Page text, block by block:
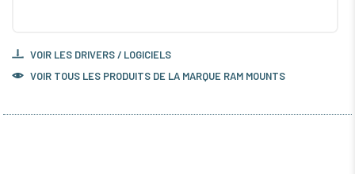
VOIR LES DRIVERS / LOGICIELS
VOIR TOUS LES PRODUITS DE LA MARQUE RAM MOUNTS